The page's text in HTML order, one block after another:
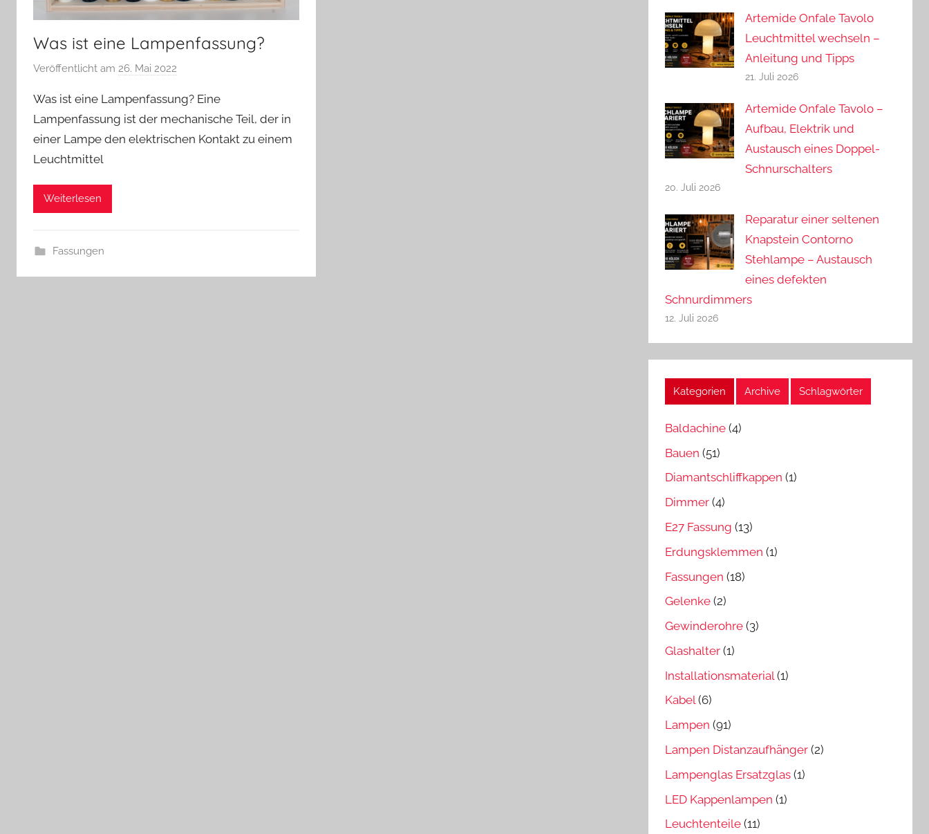
Was ist eine Lampenfassung?
Veröffentlicht am 26. Mai 2022
n
A
n
Was ist eine Lampenfassung? Eine
Lampenfassung ist der mechanische Teil, der in
einer Lampe den elektrischen Kontakt zu einem
Leuchtmittel
Weiterlesen
Fassungen
Artemide Onfale Tavolo
Leuchtmittel wechseln –
Anleitung und Tipps
21. Juli 2026
Artemide Onfale Tavolo –
Aufbau, Elektrik und
Austausch eines Doppel-
Schnurschalters
20. Juli 2026
Reparatur einer seltenen
Knapstein Contorno
Stehlampe – Austausch
eines defekten
Schnurdimmers
12. Juli 2026
Kategorien Archive Schlagwörter
Baldachine (4)
Bauen (51)
Diamantschliffkappen (1)
Dimmer (4)
E27 Fassung (13)
Erdungsklemmen (1)
Fassungen (18)
Gelenke (2)
Gewinderohre (3)
Glashalter (1)
Installationsmaterial (1)
Kabel(6)
Lampen (91)
Lampen Distanzaufhänger (2)
Lampenglas Ersatzglas (1)
LED Kappenlampen (1)
Leuchtenteile (11)